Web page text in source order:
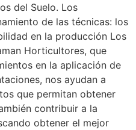
del Suelo. Los
de las técnicas: los
en la producción Los
Horticultores, que
en la aplicación de
nos ayudan a
que permitan obtener
contribuir a la
obtener el mejor